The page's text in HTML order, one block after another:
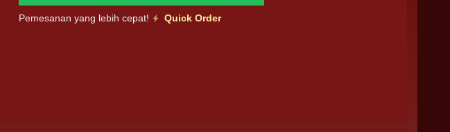
Pemesanan yang lebih cepat! Quick Order